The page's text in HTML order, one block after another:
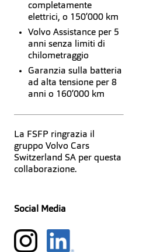
completamente
elettrici, o 150’000 km
Volvo Assistance per 5
anni senza limiti di
chilometraggio
Garanzia sulla batteria
ad alta tensione per 8
anni o 160’000 km
La FSFP ringrazia il
gruppo Volvo Cars
Switzerland SA per questa
collaborazione.
Social Media